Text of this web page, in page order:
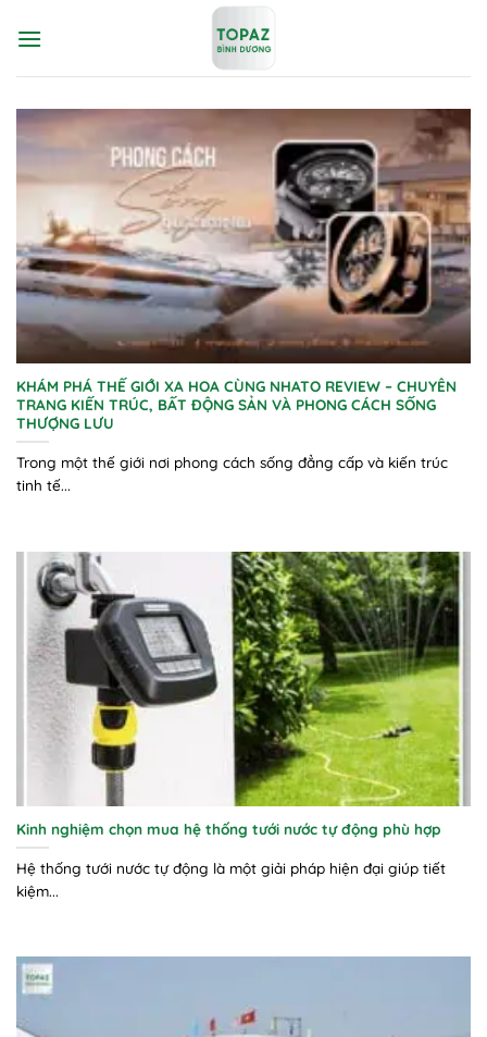
qua
KHÁM PHÁ THẾ GIỚI XA HOA CÙNG NHATO REVIEW – CHUYÊN
TRANG KIẾN TRÚC, BẤT ĐỘNG SẢN VÀ PHONG CÁCH SỐNG
THƯỢNG LƯU
Trong một thế giới nơi phong cách sống đẳng cấp và kiến trúc
tinh tế...
Kinh nghiệm chọn mua hệ thống tưới nước tự động phù hợp
Hệ thống tưới nước tự động là một giải pháp hiện đại giúp tiết
kiệm...